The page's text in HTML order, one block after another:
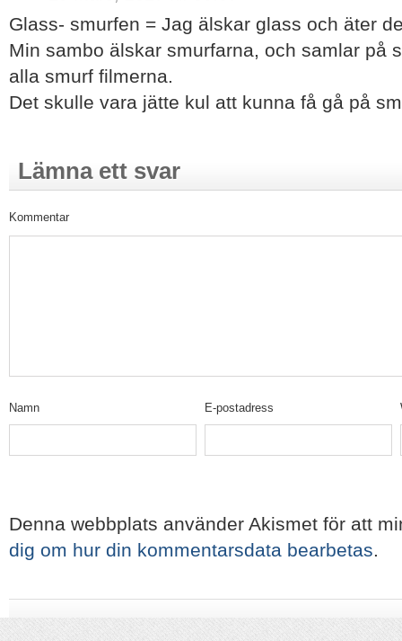
Glass- smurfen = Jag älskar glass och äter
Min sambo älskar smurfarna, och samlar på
alla smurf filmerna.
Det skulle vara jätte kul att kunna få gå på
Lämna ett svar
Kommentar
Namn E-postadress
Denna webbplats använder Akismet för att
dig om hur din kommentarsdata bearbetas.